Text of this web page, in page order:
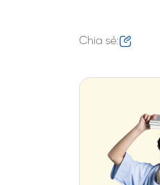
học bổng
Trợ cấp
Hoàn trả
Lưu ý: học
cấp bằng
Chia sẻ: